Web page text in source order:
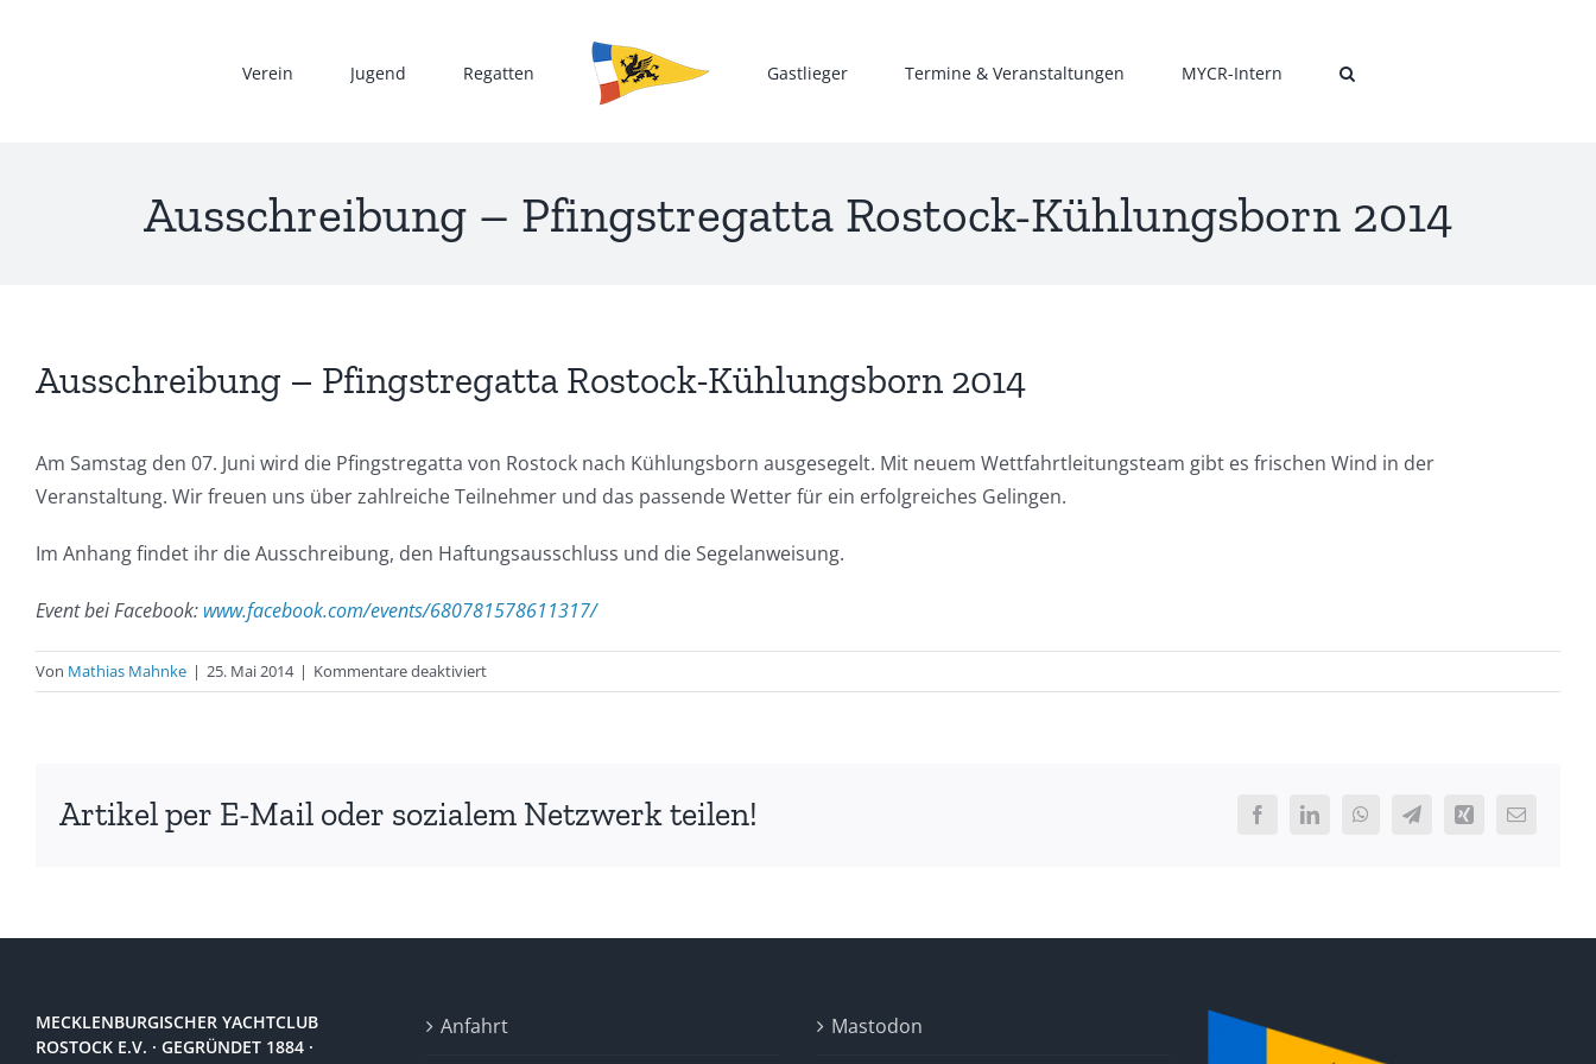
Verein Jugend Regatten Gastlieger Termine & Veranstaltungen MYCR-Intern
Ausschreibung – Pfingstregatta Rostock-Kühlungsborn 2014
Ausschreibung – Pfingstregatta Rostock-Kühlungsborn 2014
Am Samstag den 07. Juni wird die Pfingstregatta von Rostock nach Kühlungsborn ausgesegelt. Mit neuem Wettfahrtleitungsteam gibt es frischen Wind in der
Veranstaltung. Wir freuen uns über zahlreiche Teilnehmer und das passende Wetter für ein erfolgreiches Gelingen.
Im Anhang findet ihr die Ausschreibung, den Haftungsausschluss und die Segelanweisung.
Event bei Facebook: www.facebook.com/events/680781578611317/
Von Mathias Mahnke | 25. Mai 2014 | Kommentare deaktiviertfür
Ausschreibung
Kühlungsborn
Artikel per E-Mail oder sozialem Netzwerk teilen! FacebookLinkedInWhatsAppTelegramXing
E-
MECKLENBURGISCHER YACHTCLUB
ROSTOCK E.V. · GEGRÜNDET 1884 ·
Anfahrt Mastodon